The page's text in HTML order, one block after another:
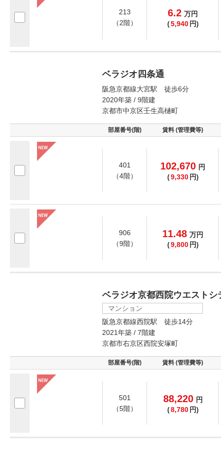
213
（2階）
6.2 万円
(5,940 円)
ベラジオ四条通
阪急京都線大宮駅 徒歩6分
2020年築 / 9階建
京都市中京区壬生高樋町
部屋番号(階) 賃料 (管理費等)
401
（4階）
102,670 円
(9,330 円)
906
（9階）
11.48 万円
(9,800 円)
ベラジオ京都西院ウエスト
マンション
阪急京都線西院駅 徒歩14分
2021年築 / 7階建
京都市右京区西院安塚町
部屋番号(階) 賃料 (管理費等)
501
（5階）
88,220 円
(8,780 円)